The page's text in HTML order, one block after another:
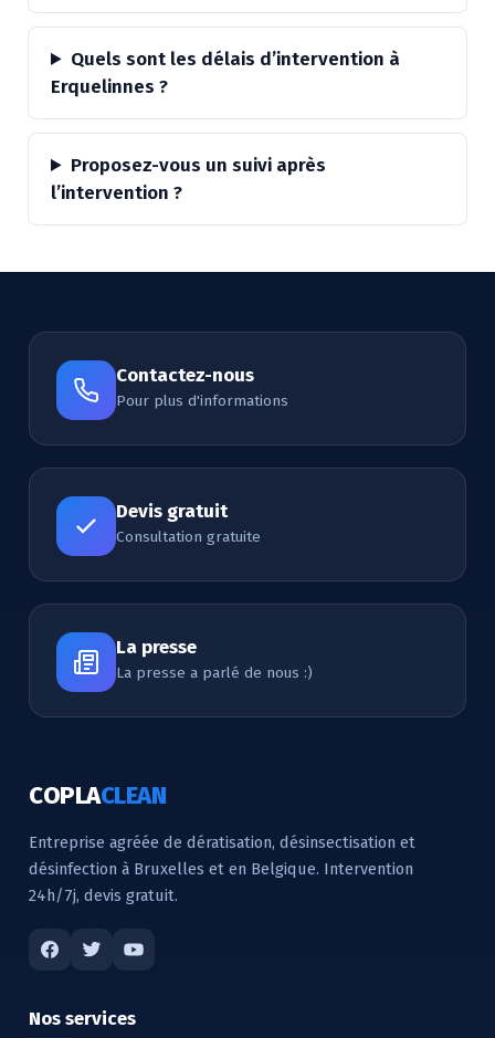
Quels sont les délais d’intervention à
Erquelinnes ?
Proposez-vous un suivi après
l’intervention ?
Contactez-nous
Pour plus d'informations
Devis gratuit
Consultation gratuite
La presse
La presse a parlé de nous :)
COPLACLEAN
Entreprise agréée de dératisation, désinsectisation et
désinfection à Bruxelles et en Belgique. Intervention
24h/7j, devis gratuit.
Nos services